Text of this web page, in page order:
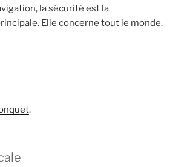
la sécurité est la
Elle concerne tout le monde.
.